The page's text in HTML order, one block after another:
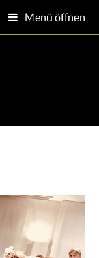
 Menü öffnen